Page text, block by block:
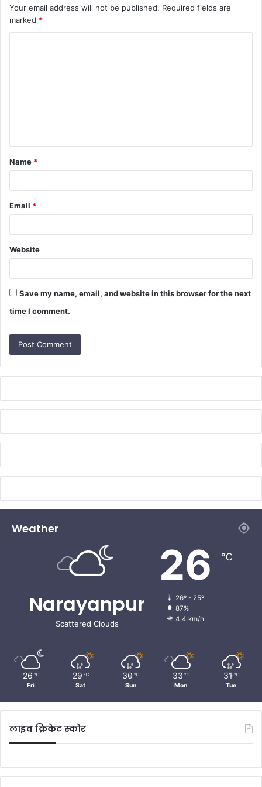
Your email address will not be published. Required fields are
marked *
t
*
Name *
Email *
Website
Save my name, email, and website in this browser for the next
time I comment.
Weather
Narayanpur
Scattered Clouds
26 ℃
26º - 25º
87%
4.4 km/h
26 ℃
Fri
29 ℃
Sat
30 ℃
Sun
33 ℃
Mon
31 ℃
Tue
लाइव क्रिकेट स्कोर